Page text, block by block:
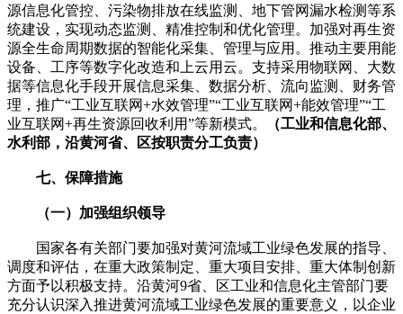
源信息化管控、污染物排放在线监测、地下管网漏水检测等系
统建设，实现动态监测、精准控制和优化管理。加强对再生资
源全生命周期数据的智能化采集、管理与应用。推动主要用能
设备、工序等数字化改造和上云用云。支持采用物联网、大数
据等信息化手段开展信息采集、数据分析、流向监测、财务管
理，推广“工业互联网+水效管理”“工业互联网+能效管理”“工
业互联网+再生资源回收利用”等新模式。
（工业和信息化部、
水利部，沿黄河省、区按职责分工负责）
七、保障措施
（一）加强组织领导
国家各有关部门要加强对黄河流域工业绿色发展的指导、
调度和评估，在重大政策制定、重大项目安排、重大体制创新
方面予以积极支持。沿黄河9省、区工业和信息化主管部门要
充分认识深入推进黄河流域工业绿色发展的重要意义，以企业